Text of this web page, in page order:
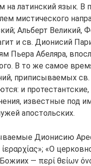
на латинский язык.
мистического
Альберт Великий,
и св. Дионисий
Пьера Абеляра,
В то же самое
приписываемых
и протестантские,
известные под
апостольских.
Дионисию
«О
Божиих — περί θείων